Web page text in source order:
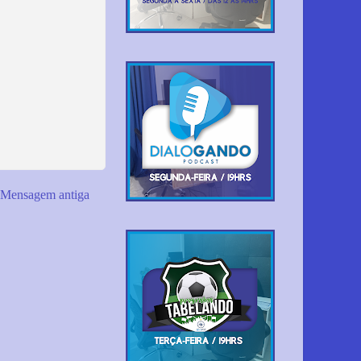
Mensagem antiga